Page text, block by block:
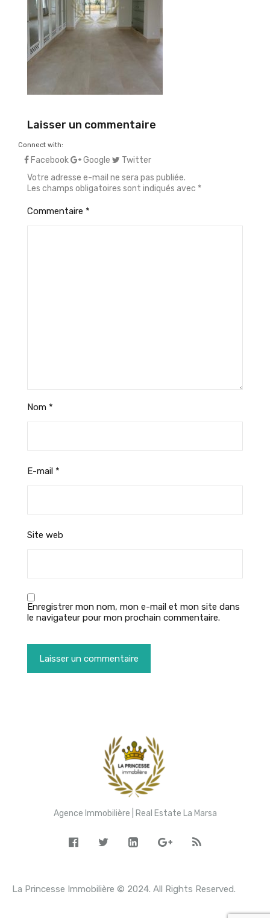
Laisser un commentaire
Connect with:
Facebook Google
Twitter
Votre adresse e-mail ne sera pas publiée.
Les champs obligatoires sont indiqués avec *
Commentaire *
Nom *
E-mail *
Site web
Enregistrer mon nom, mon e-mail et mon site dans
le navigateur pour mon prochain commentaire.
Agence Immobilière | Real Estate La Marsa
La Princesse Immobilière © 2024. All Rights Reserved.